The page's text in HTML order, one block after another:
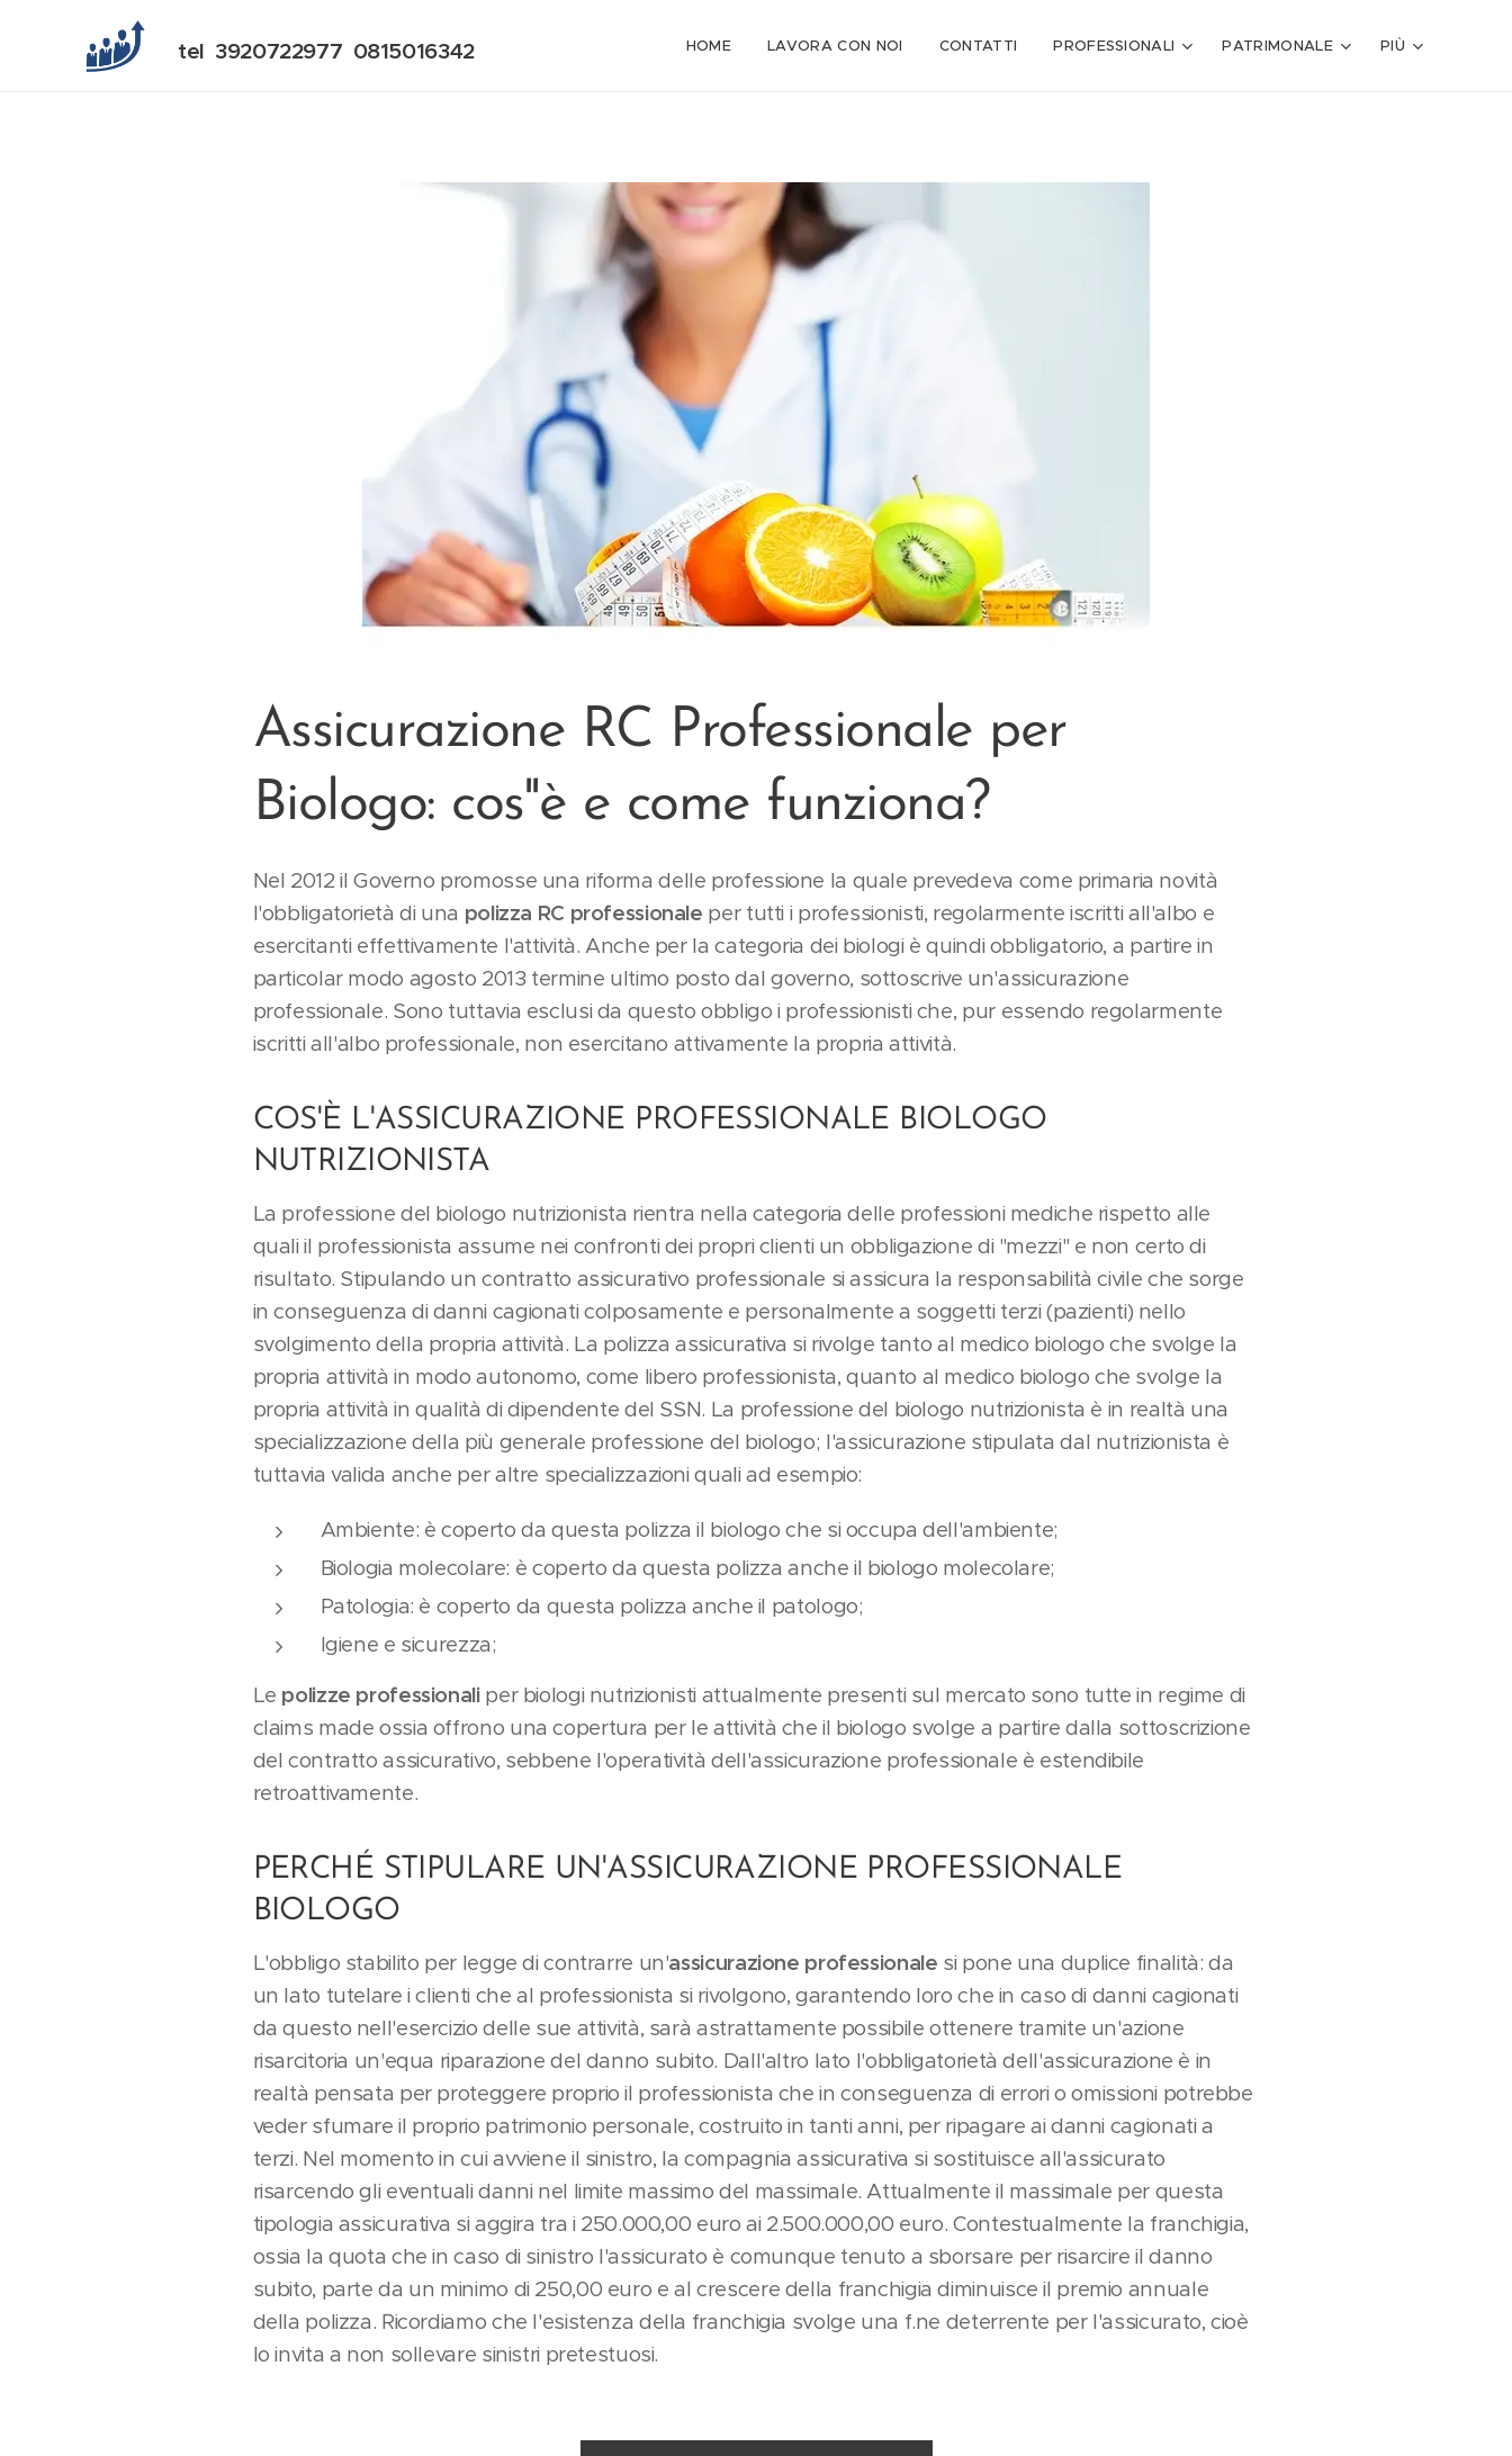
tel 3920722977 0815016342 HOME LAVORA CON NOI CONTATTI PROFESSIONALI PATRIMONALE PIÙ
Assicurazione RC Professionale per
Biologo: cos''è e come funziona?
Nel 2012 il Governo promosse una riforma delle professione la quale prevedeva come primaria novità
l'obbligatorietà di una polizza RC professionale per tutti i professionisti, regolarmente iscritti all'albo e
esercitanti effettivamente l'attività. Anche per la categoria dei biologi è quindi obbligatorio, a partire in
particolar modo agosto 2013 termine ultimo posto dal governo, sottoscrive un'assicurazione
professionale. Sono tuttavia esclusi da questo obbligo i professionisti che, pur essendo regolarmente
iscritti all'albo professionale, non esercitano attivamente la propria attività.
COS'È L'ASSICURAZIONE PROFESSIONALE BIOLOGO
NUTRIZIONISTA
La professione del biologo nutrizionista rientra nella categoria delle professioni mediche rispetto alle
quali il professionista assume nei confronti dei propri clienti un obbligazione di "mezzi" e non certo di
risultato. Stipulando un contratto assicurativo professionale si assicura la responsabilità civile che sorge
in conseguenza di danni cagionati colposamente e personalmente a soggetti terzi (pazienti) nello
svolgimento della propria attività. La polizza assicurativa si rivolge tanto al medico biologo che svolge la
propria attività in modo autonomo, come libero professionista, quanto al medico biologo che svolge la
propria attività in qualità di dipendente del SSN. La professione del biologo nutrizionista è in realtà una
specializzazione della più generale professione del biologo; l'assicurazione stipulata dal nutrizionista è
tuttavia valida anche per altre specializzazioni quali ad esempio:
Ambiente: è coperto da questa polizza il biologo che si occupa dell'ambiente;
Biologia molecolare: è coperto da questa polizza anche il biologo molecolare;
Patologia: è coperto da questa polizza anche il patologo;
Igiene e sicurezza;
Le polizze professionaliper biologi nutrizionisti attualmente presenti sul mercato sono tutte in regime di
claims made ossia offrono una copertura per le attività che il biologo svolge a partire dalla sottoscrizione
del contratto assicurativo, sebbene l'operatività dell'assicurazione professionale è estendibile
retroattivamente.
PERCHÉ STIPULARE UN'ASSICURAZIONE PROFESSIONALE
BIOLOGO
L'obbligo stabilito per legge di contrarre un'assicurazione professionale si pone una duplice finalità: da
un lato tutelare i clienti che al professionista si rivolgono, garantendo loro che in caso di danni cagionati
da questo nell'esercizio delle sue attività, sarà astrattamente possibile ottenere tramite un'azione
risarcitoria un'equa riparazione del danno subito. Dall'altro lato l'obbligatorietà dell'assicurazione è in
realtà pensata per proteggere proprio il professionista che in conseguenza di errori o omissioni potrebbe
veder sfumare il proprio patrimonio personale, costruito in tanti anni, per ripagare ai danni cagionati a
terzi. Nel momento in cui avviene il sinistro, la compagnia assicurativa si sostituisce all'assicurato
risarcendo gli eventuali danni nel limite massimo del massimale. Attualmente il massimale per questa
tipologia assicurativa si aggira tra i 250.000,00 euro ai 2.500.000,00 euro. Contestualmente la franchigia,
ossia la quota che in caso di sinistro l'assicurato è comunque tenuto a sborsare per risarcire il danno
subito, parte da un minimo di 250,00 euro e al crescere della franchigia diminuisce il premio annuale
della polizza. Ricordiamo che l'esistenza della franchigia svolge una f.ne deterrente per l'assicurato, cioè
lo invita a non sollevare sinistri pretestuosi.